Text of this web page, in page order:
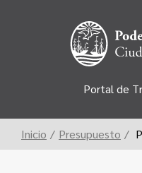
Portal de
Inicio / Presupuesto /